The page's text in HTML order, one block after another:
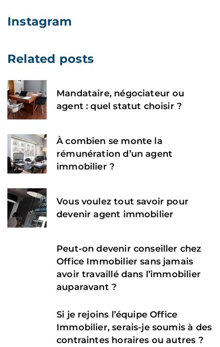
Instagram
Related posts
Mandataire, négociateur ou
agent : quel statut choisir ?
À combien se monte la
rémunération d’un agent
immobilier ?
Vous voulez tout savoir pour
devenir agent immobilier
Peut-on devenir conseiller chez
Office Immobilier sans jamais
avoir travaillé dans l’immobilier
auparavant ?
Si je rejoins l’équipe Office
Immobilier, serais-je soumis à des
contraintes horaires ou autres ?